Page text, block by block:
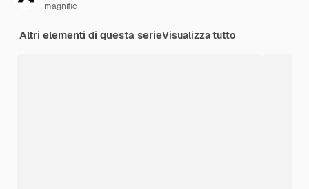
magnific
Altri elementi di questa serieVisualizza tutto